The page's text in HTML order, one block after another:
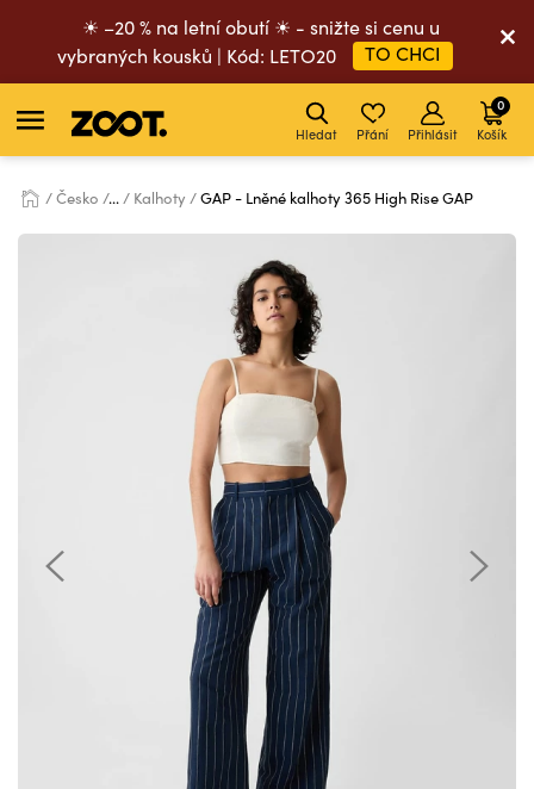
☀ –20 % na letní obutí ☀ - snižte si cenu u
vybraných kousků | Kód: LETO20
TO CHCI
Hledat Přání Přihlásit Košík
0
Česko ... Kalhoty GAP - Lněné kalhoty 365 High Rise GAP